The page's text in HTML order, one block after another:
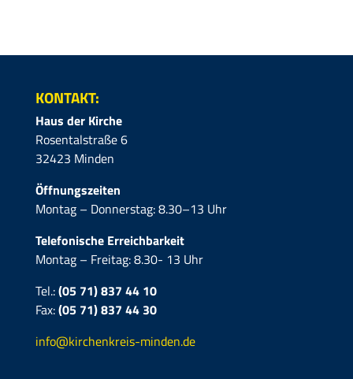
KONTAKT:
Haus der Kirche
Rosentalstraße 6
32423 Minden
Öffnungszeiten
Montag – Donnerstag: 8.30–13 Uhr
Telefonische Erreichbarkeit
Montag – Freitag: 8.30- 13 Uhr
Tel.:(05 71) 837 44 10
Fax:(05 71)837 44 30
info@kirchenkreis-minden.de